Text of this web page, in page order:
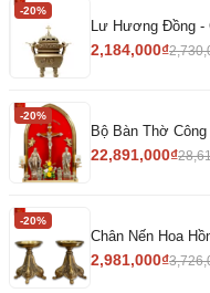
-20%
Lư Hương Đồng -
2,184,000₫
-20%
22,891,000₫
-20%
Chân Nến Hoa
2,981,000₫